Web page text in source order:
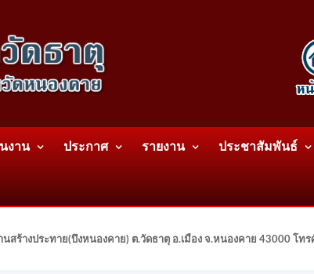
งาน ประกาศ รายงาน ประชาสัมพันธ์
นสร้างประทาย(บึงหนองคาย) ต.วัดธาตุ อ.เมือง จ.หนองคาย 43000 โ